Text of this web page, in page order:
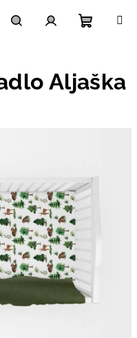
košík
Aljaška